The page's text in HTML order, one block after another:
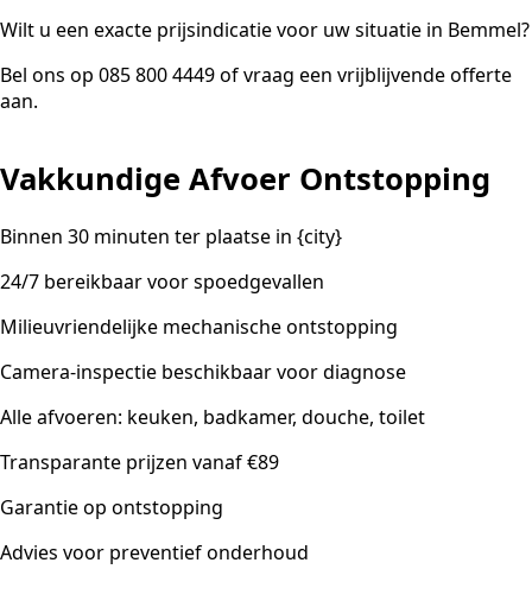
Wilt u een exacte prijsindicatie voor uw situatie in Bemmel?
Bel ons op 085 800 4449 of vraag een vrijblijvende offerte
aan.
Vakkundige Afvoer Ontstopping
Binnen 30 minuten ter plaatse in {city}
24/7 bereikbaar voor spoedgevallen
Milieuvriendelijke mechanische ontstopping
Camera-inspectie beschikbaar voor diagnose
Alle afvoeren: keuken, badkamer, douche, toilet
Transparante prijzen vanaf €89
Garantie op ontstopping
Advies voor preventief onderhoud